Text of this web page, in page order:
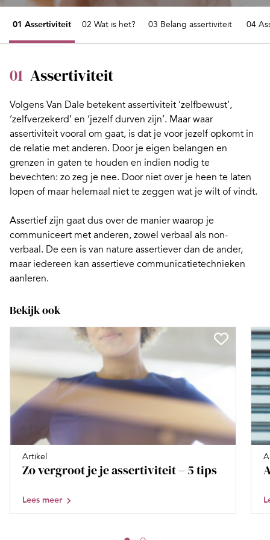
01 Assertiviteit 02 Wat is het? 03 Belang assertiviteit 04
01 Assertiviteit
Volgens Van Dale betekent assertiviteit ‘zelfbewust’,
‘zelfverzekerd’ en ‘jezelf durven zijn’. Maar waar
assertiviteit vooral om gaat, is dat je voor jezelf opkomt in
de relatie met anderen. Door je eigen belangen en
grenzen in gaten te houden en indien nodig te
bevechten: zo zeg je nee. Door niet over je heen te laten
lopen of maar helemaal niet te zeggen wat je wilt of vindt.
Assertief zijn gaat dus over de manier waarop je
communiceert met anderen, zowel verbaal als non-
verbaal. De een is van nature assertiever dan de ander,
maar iedereen kan assertieve communicatietechnieken
aanleren.
Bekijk ook
Artikel
Zo vergroot je je assertiviteit – 5 tips
Lees meer